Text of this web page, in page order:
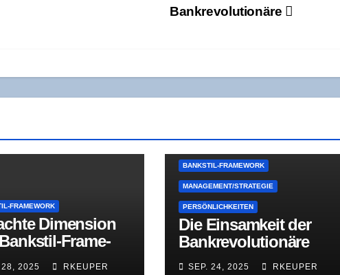
Bankrevolutionäre
FRAMEWORK
Dimen­si­on
Frame­
28, 2025 RKEUPER
BANKSTIL-FRAMEWORK
MANAGEMENT/STRATEGIE
PERSÖNLICHKEITEN
Die Ein­sam­keit der
Bankrevolutionäre
SEP. 24, 2025 RKEUPER